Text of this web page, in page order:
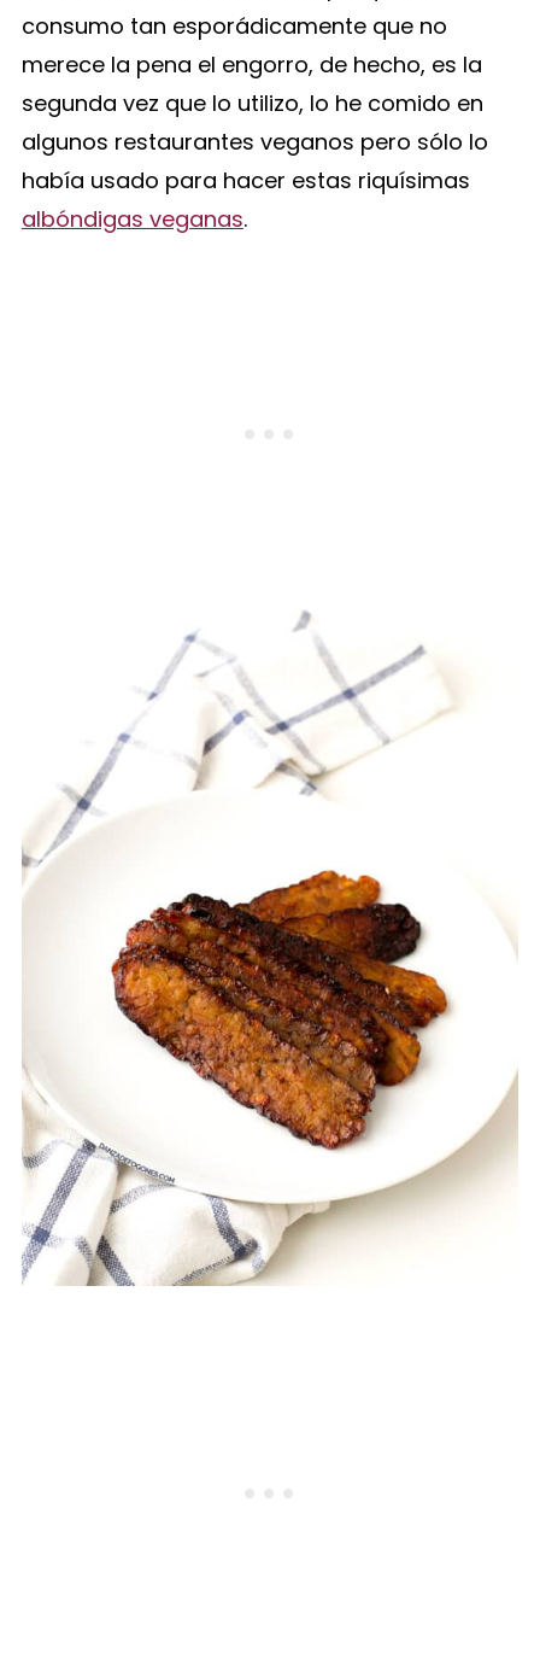
consumo tan esporádicamente que no
merece la pena el engorro, de hecho, es la
segunda vez que lo utilizo, lo he comido en
algunos restaurantes veganos pero sólo lo
había usado para hacer estas riquísimas
albóndigas veganas.